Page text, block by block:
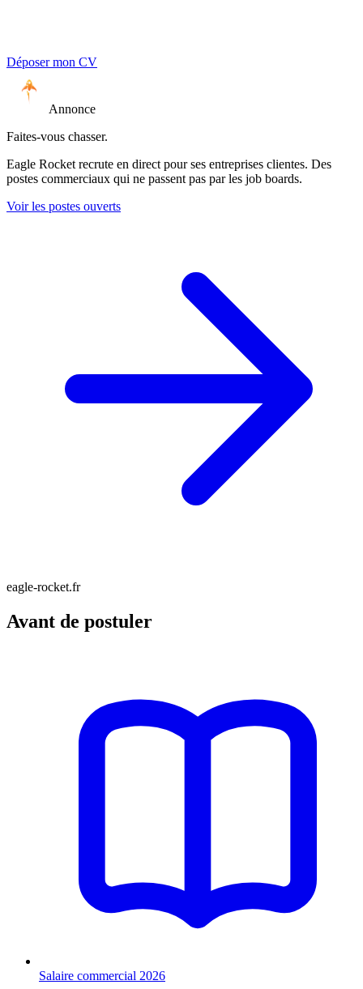
Déposer mon CV
Annonce
Faites-vous chasser.
Eagle Rocket recrute en direct pour ses entreprises clientes. Des
postes commerciaux qui ne passent pas par les job boards.
Voir les postes ouverts
eagle-rocket.fr
Avant de postuler
Salaire commercial 2026